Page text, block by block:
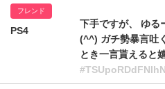
フレンド
PS4
下手ですが、 ゆる
(^^) ガチ勢暴言吐
とき一言貰えると
#TSUpoRDdFNlhN